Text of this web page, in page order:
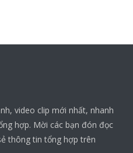
video clip mới nhất, nhanh
hợp. Mời các bạn đón đọc
thông tin tổng hợp trên